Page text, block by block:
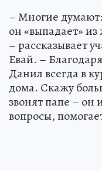
– Многие
он «выпадает»
– рассказывает
Евай. –
Данил всегда в
дома. Скажу
звонят папе – он
вопросы,